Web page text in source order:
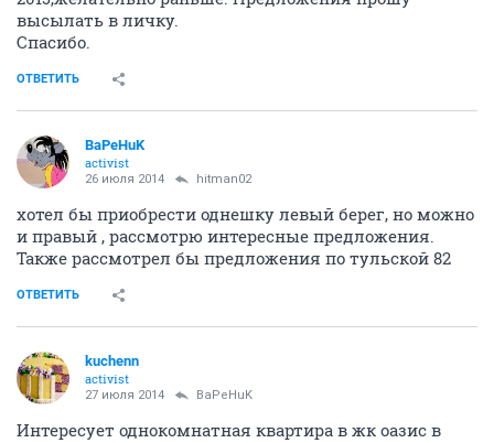
высылать в личку.
Спасибо.
ОТВЕТИТЬ
BaPeHuK
activist
26 июля 2014 hitman02
хотел бы приобрести однешку левый берег, но можно
и правый , рассмотрю интересные предложения.
Также рассмотрел бы предложения по тульской 82
ОТВЕТИТЬ
kuchenn
activist
27 июля 2014 BaPeHuK
Интересует однокомнатная квартира в жк оазис в